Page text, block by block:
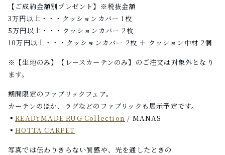
【ご成約金額別プレゼント】※税抜金額
3万円以上・・・クッションカバー 1枚
5万円以上・・・クッションカバー 2枚
10万円以上・・・クッションカバー 2枚 ＋ クッション中材 2個
※【生地のみ】【レースカーテンのみ】のご注文は対象外となり
ます。
期間限定のファブリックフェア。
カーテンのほか、ラグなどのファブリックも展示予定です。
▪︎READYMADE RUG Collection / MANAS
▪︎HOTTA CARPET
写真では伝わりきらない質感や、光を通したときの